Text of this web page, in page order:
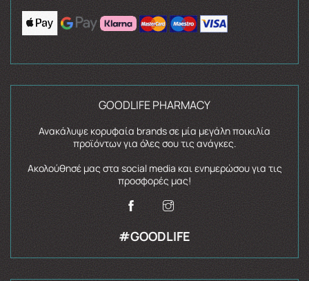
GOODLIFE PHARMACY
Ανακάλυψε κορυφαία brands σε μία μεγάλη ποικιλία
προϊόντων για όλες σου τις ανάγκες.
Ακολούθησέ μας στα social media και ενημερώσου για τις
προσφορές μας!
#GOODLIFE